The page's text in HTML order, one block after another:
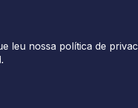
leu nossa política de